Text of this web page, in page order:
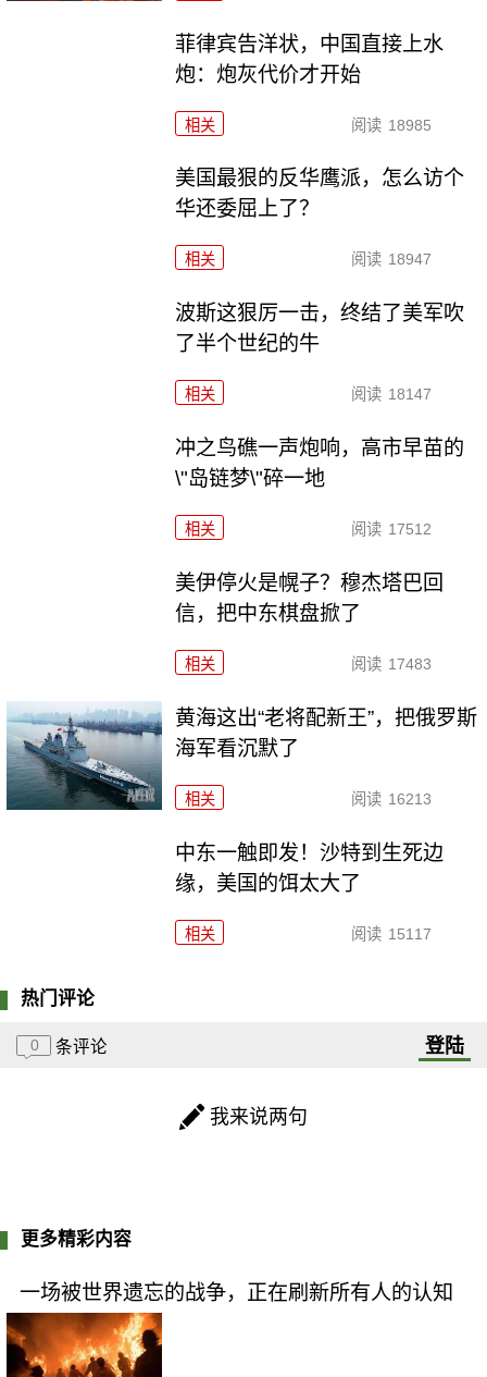
菲律宾告洋状，中国直接上水
炮：炮灰代价才开始
相关 阅读 18985
美国最狠的反华鹰派，怎么访个
华还委屈上了？
相关 阅读 18947
波斯这狠厉一击，终结了美军吹
了半个世纪的牛
相关 阅读 18147
冲之鸟礁一声炮响，高市早苗的
\"岛链梦\"碎一地
相关 阅读 17512
美伊停火是幌子？穆杰塔巴回
信，把中东棋盘掀了
相关 阅读 17483
黄海这出“老将配新王”，把俄罗斯
海军看沉默了
相关 阅读 16213
中东一触即发！沙特到生死边
缘，美国的饵太大了
相关 阅读 15117
热门评论
0 条评论 登陆
我来说两句
更多精彩内容
一场被世界遗忘的战争，正在刷新所有人的认知